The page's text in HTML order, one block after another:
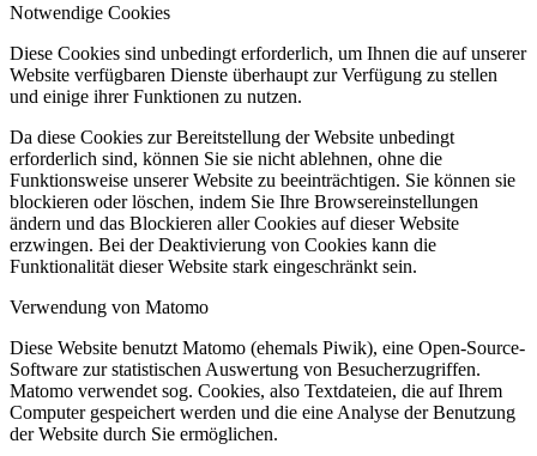
Notwendige Cookies
Diese Cookies sind unbedingt erforderlich, um Ihnen die auf unserer
Website verfügbaren Dienste überhaupt zur Verfügung zu stellen
und einige ihrer Funktionen zu nutzen.
Da diese Cookies zur Bereitstellung der Website unbedingt
erforderlich sind, können Sie sie nicht ablehnen, ohne die
Funktionsweise unserer Website zu beeinträchtigen. Sie können sie
blockieren oder löschen, indem Sie Ihre Browsereinstellungen
ändern und das Blockieren aller Cookies auf dieser Website
erzwingen. Bei der Deaktivierung von Cookies kann die
Funktionalität dieser Website stark eingeschränkt sein.
Verwendung von Matomo
Diese Website benutzt Matomo (ehemals Piwik), eine Open-Source-
Software zur statistischen Auswertung von Besucherzugriffen.
Matomo verwendet sog. Cookies, also Textdateien, die auf Ihrem
Computer gespeichert werden und die eine Analyse der Benutzung
der Website durch Sie ermöglichen.